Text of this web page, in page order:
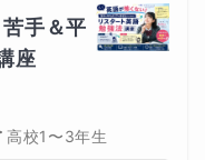
手＆平
座
高校1〜3年生